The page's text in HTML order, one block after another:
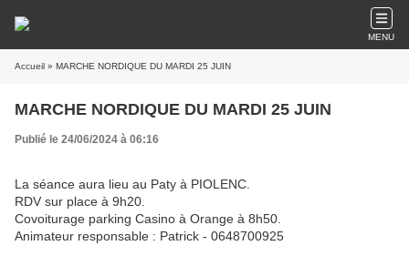
MENU
Accueil » MARCHE NORDIQUE DU MARDI 25 JUIN
MARCHE NORDIQUE DU MARDI 25 JUIN
Publié le 24/06/2024 à 06:16
La séance aura lieu au Paty à PIOLENC.
RDV sur place à 9h20.
Covoiturage parking Casino à Orange à 8h50.
Animateur responsable : Patrick - 0648700925